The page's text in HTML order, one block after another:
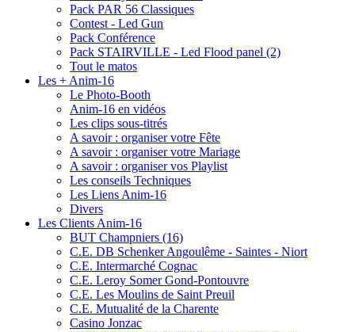
Pack PAR 56 Classiques
Contest - Led Gun
Pack Conférence
Pack STAIRVILLE - Led Flood panel (2)
Tout le matos
Les + Anim-16
Le Photo-Booth
Anim-16 en vidéos
Les clips sous-titrés
A savoir : organiser votre Fête
A savoir : organiser votre Mariage
A savoir : organiser vos Playlist
Les conseils Techniques
Les Liens Anim-16
Divers
Les Clients Anim-16
BUT Champniers (16)
C.E. DB Schenker Angoulême - Saintes - Niort
C.E. Intermarché Cognac
C.E. Leroy Somer Gond-Pontouvre
C.E. Les Moulins de Saint Preuil
C.E. Mutualité de la Charente
Casino Jonzac